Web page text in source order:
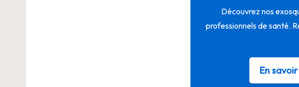
Découvrez nos
professionnels de santé.
En